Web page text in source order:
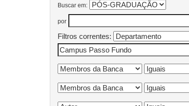
Buscar em:
por
Filtros correntes: